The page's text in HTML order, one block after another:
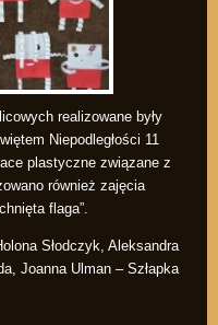
realizowane były
Niepodległości 11
plastyczne związane z
również zajęcia
flaga”.
Słodczyk, Aleksandra
Joanna Ulman – Szłapka